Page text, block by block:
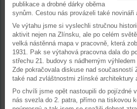
publikace a drobné dárky oběma
synům. Cestou nás provázeli také novináři
Ve výtahu jsme si vyslechli stručnou
aktivit nejen na Zlínsku, ale po celém
velká nástěnná mapa v pracovně, která
1931. Pak se výtahová pracovna dala do
střechu 21. budovy s nádherným
Zde pokračovala diskuse nad současností
také nad zvláštnostmi zlínské architektury
Po chvíli jsme opět nastoupili do pojízdné
nás svezla do 2. patra, přímo na tiskovou